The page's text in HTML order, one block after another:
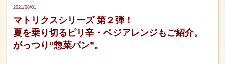
2021/08/01
マトリクスシリーズ 第２弾！
夏を乗り切るピリ辛・ベジアレンジもご紹介。
がっつり“惣菜パン”。